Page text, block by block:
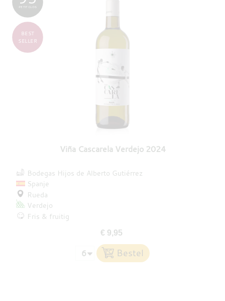
Viña Cascarela Verdejo 2024
PETIT CLOS
BEST
SELLER
Bodegas Hijos de Alberto Gutiérrez
Spanje
Rueda
Verdejo
Fris & fruitig
€ 9,95